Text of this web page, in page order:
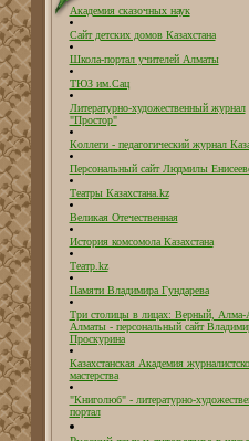
Академия сказочных наук
Сайт детских домов Казахстана
Школа-портал учителей Алматы
ТЮЗ им.Сац
Литературно-художественный журнал
"Простор"
Коллеги - педагогический журнал
Персональный сайт Людмилы
Театры Казахстана.kz
Великая Отечественная
История комсомола Казахстана
Театр.kz
Памяти Владимира Гундарева
Три столицы в лицах: Верный, Алма-
Алматы - персональный сайт
Проскурина
Казахстанская Академия
мастерства
"Книголюб" - литературно-
портал